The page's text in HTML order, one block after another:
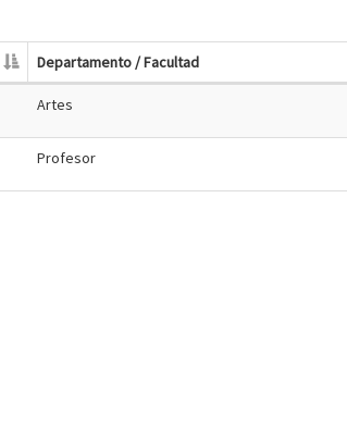
Departamento / Facultad
Artes
Profesor